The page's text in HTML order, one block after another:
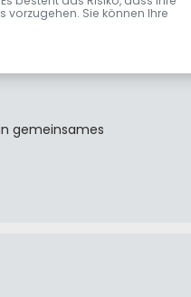
gemeinsames
vorzugehen. Sie können Ihre